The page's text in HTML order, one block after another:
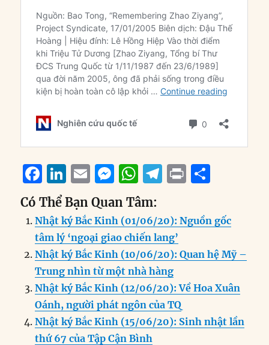
F
a
c
e
b
o
o
k
Li
n
k
e
d
I
n
E
m
ai
l
M
ss
e
n
g
er
W
h
at
s
A
p
p
T
e
g
r
a
m
P
n
t
re
Có Thể Bạn Quan Tâm:
Nhật ký Bắc Kinh (01/06/20): Nguồn gốc
tâm lý ‘ngoại giao chiến lang’
Nhật ký Bắc Kinh (10/06/20): Quan hệ Mỹ –
Trung nhìn từ một nhà hàng
Nhật ký Bắc Kinh (12/06/20): Về Hoa Xuân
Oánh, người phát ngôn của TQ
Nhật ký Bắc Kinh (15/06/20): Sinh nhật lần
thứ 67 của Tập Cận Bình